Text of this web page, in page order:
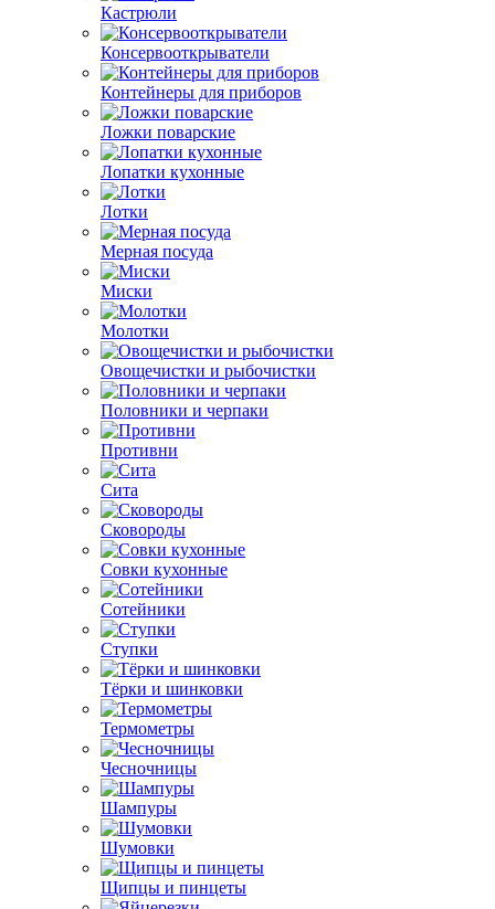
Кастрюли
Консервооткрыватели
Контейнеры для приборов
Ложки поварские
Лопатки кухонные
Лотки
Мерная посуда
Миски
Молотки
Овощечистки и рыбочистки
Половники и черпаки
Противни
Сита
Сковороды
Совки кухонные
Сотейники
Ступки
Тёрки и шинковки
Термометры
Чесночницы
Шампуры
Шумовки
Щипцы и пинцеты